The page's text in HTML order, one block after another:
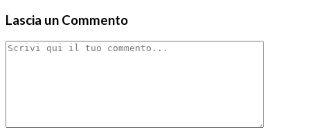
Lascia un Commento